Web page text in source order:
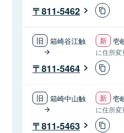
811-5462
箱崎谷江触 壱
に住所変
811-5464
箱崎中山触 壱
に住所変
811-5463